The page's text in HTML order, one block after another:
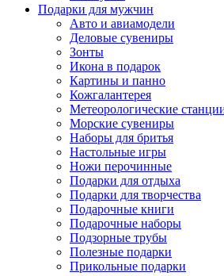
Подарки для мужчин
Авто и авиамодели
Деловые сувениры
Зонты
Икона в подарок
Картины и панно
Кожгалантерея
Метеорологические
Морские сувениры
Наборы для бритья
Настольные игры
Ножи перочинные
Подарки для отдыха
Подарки для творчества
Подарочные книги
Подарочные наборы
Подзорные трубы
Полезные подарки
Прикольные подарки